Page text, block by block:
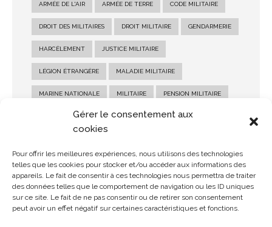
Gérer le consentement aux
cookies
Pour offrir les meilleures expériences, nous utilisons des technologies
telles que les cookies pour stocker et/ou accéder aux informations des
appareils. Le fait de consentir à ces technologies nous permettra de traiter
des données telles que le comportement de navigation ou les ID uniques
sur ce site. Le fait de ne pas consentir ou de retirer son consentement
peut avoir un effet négatif sur certaines caractéristiques et fonctions.
ARMÉE DE L'AIR ARMÉE DE TERRE CODE MILITAIRE
DROIT DES MILITAIRES DROIT MILITAIRE GENDARMERIE
HARCÈLEMENT JUSTICE MILITAIRE
LÉGION ÉTRANGÈRE MALADIE MILITAIRE
MARINE NATIONALE MILITAIRE PENSION MILITAIRE
PENSION MILITAIRE D'INVALIDITÉ RECOURS MILITAIRE
SANCTION MILITAIRE SOLDE MILITAIRE
STATUT MILITAIRE